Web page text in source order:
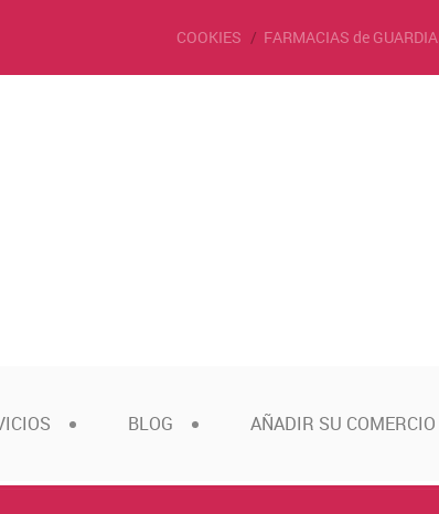
COOKIES FARMACIAS de GUARDIA
BLOG AÑADIR SU COMERCIO